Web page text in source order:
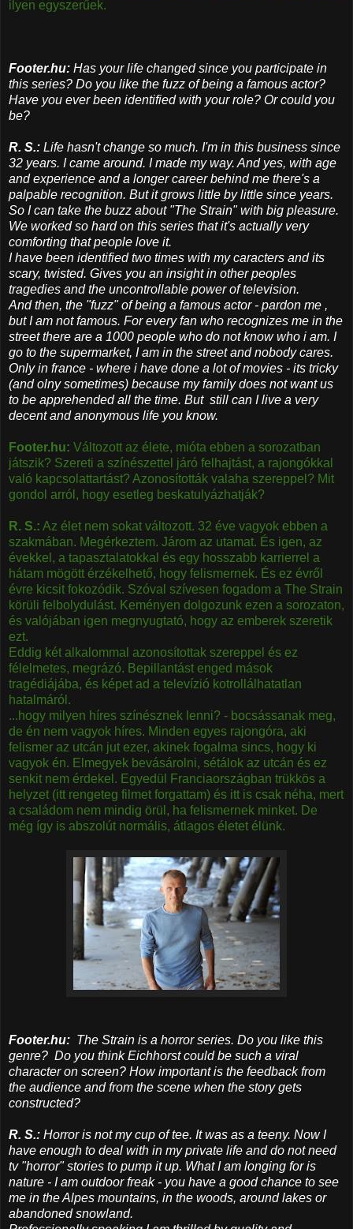
ilyen egyszerűek.
Footer.hu: Has your life changed since you participate in
this series? Do you like the fuzz of being a famous actor?
Have you ever been identified with your role? Or could you
be?
​R. S.: Life hasn't change so much. I'm in this business since
32 years. I came around. I made my way. And yes, with age
and experience and a longer career behind me there's a
palpable recognition. But it grows little by little since years.
So I can take the buzz about "The Strain" with big pleasure.
We worked so hard on this series that it's actually very
comforting that people love it.
I have been identified two times with my caracters and its
scary, twisted. Gives you an insight in other peoples
tragedies and the uncontrollable power of television​.
And then, the "fuzz" of being a famous actor - pardon me ,
but I am not famous. For every fan who recognizes me in the
street there are a 1000 people who do not know who i am. I
go to the supermarket, I am in the street and nobody cares.
Only in france - where i have done a lot of movies - its tricky
(and olny sometimes) because my family does not want us
to be apprehended all the time. But still can I live a very
decent and anonymous life you know.
Footer.hu: Változott az élete, mióta ebben a sorozatban
játszik? Szereti a színészettel járó felhajtást, a rajongókkal
való kapcsolattartást? Azonosították valaha szereppel? Mit
gondol arról, hogy esetleg beskatulyázhatják?
R. S.: Az élet nem sokat változott. 32 éve vagyok ebben a
szakmában. Megérkeztem. Járom az utamat. És igen, az
évekkel, a tapasztalatokkal és egy hosszabb karrierrel a
hátam mögött érzékelhető, hogy felismernek. És ez évről
évre kicsit fokozódik. Szóval szívesen fogadom a The Strain
körüli felbolydulást. Keményen dolgozunk ezen a sorozaton,
és valójában igen megnyugtató, hogy az emberek szeretik
ezt.
Eddig két alkalommal azonosítottak szereppel és ez
félelmetes, megrázó. Bepillantást enged mások
tragédiájába, és képet ad a televízió kotrollálhatatlan
hatalmáról.
...hogy milyen híres színésznek lenni? - bocsássanak meg,
de én nem vagyok híres. Minden egyes rajongóra, aki
felismer az utcán jut ezer, akinek fogalma sincs, hogy ki
vagyok én. Elmegyek bevásárolni, sétálok az utcán és ez
senkit nem érdekel. Egyedül Franciaországban trükkös a
helyzet (itt rengeteg filmet forgattam) és itt is csak néha, mert
a családom nem mindig örül, ha felismernek minket. De
még így is abszolút normális, átlagos életet élünk.
Footer.hu: The Strain is a horror series. Do you like this
genre? Do you think Eichhorst could be such a viral
character on screen? How important is the feedback from
the audience and from the scene when the story gets
constructed?
​R. S.: Horror is not my cup of tee​. It was as a teeny. Now I
have enough to deal with in my private life and do not need
tv "horror" stories to pump it up. What I am longing for is
nature - I am outdoor freak - you have a good chance to see
me in the Alpes mountains, in the woods, around lakes or
abandoned snowland.